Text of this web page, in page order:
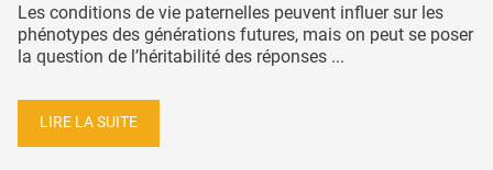
Les conditions de vie paternelles peuvent influer sur les
phénotypes des générations futures, mais on peut se poser
la question de l’héritabilité des réponses ...
LIRE LA SUITE